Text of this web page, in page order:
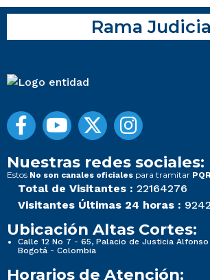
Rama
Nuestras redes sociales:
Estos No son canales oficiales para tramitar
Total de Visitantes : 22164276
Visitantes Últimas 24 horas :
Ubicación Altas Cortes:
Calle 12 No 7 - 65, Palacio de Justicia Alfonso
Bogotá - Colombia
Horarios de Atención: